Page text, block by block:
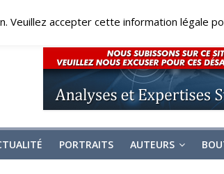
PORTRAITS AUTEURS
accepter cette information légale